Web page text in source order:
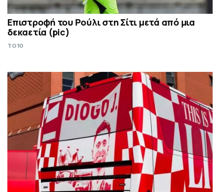
Επιστροφή του Ρούλι στη Σίτι μετά από μια
δεκαετία (pic)
TO10